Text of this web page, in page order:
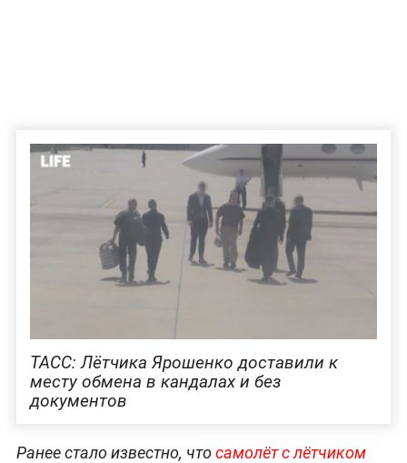
ТАСС: Лётчика Ярошенко доставили к
месту обмена в кандалах и без
документов
Ранее стало известно, чтосамолёт с лётчиком